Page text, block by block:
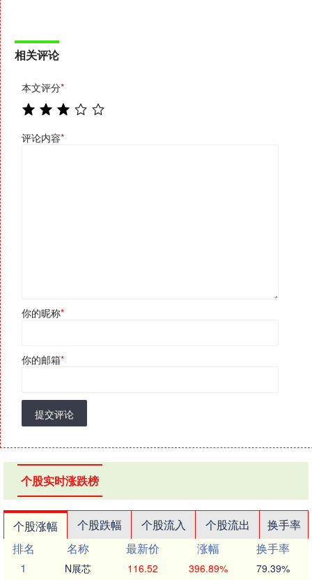
相关评论
本文评分*
评论内容*
你的昵称*
你的邮箱*
提交评论
个股实时涨跌榜
个股涨幅 个股跌幅 个股流入 个股流出
换手率
排名
名称 最新价 涨幅
换手率
1
N展芯 116.52 396.89% 79.39%